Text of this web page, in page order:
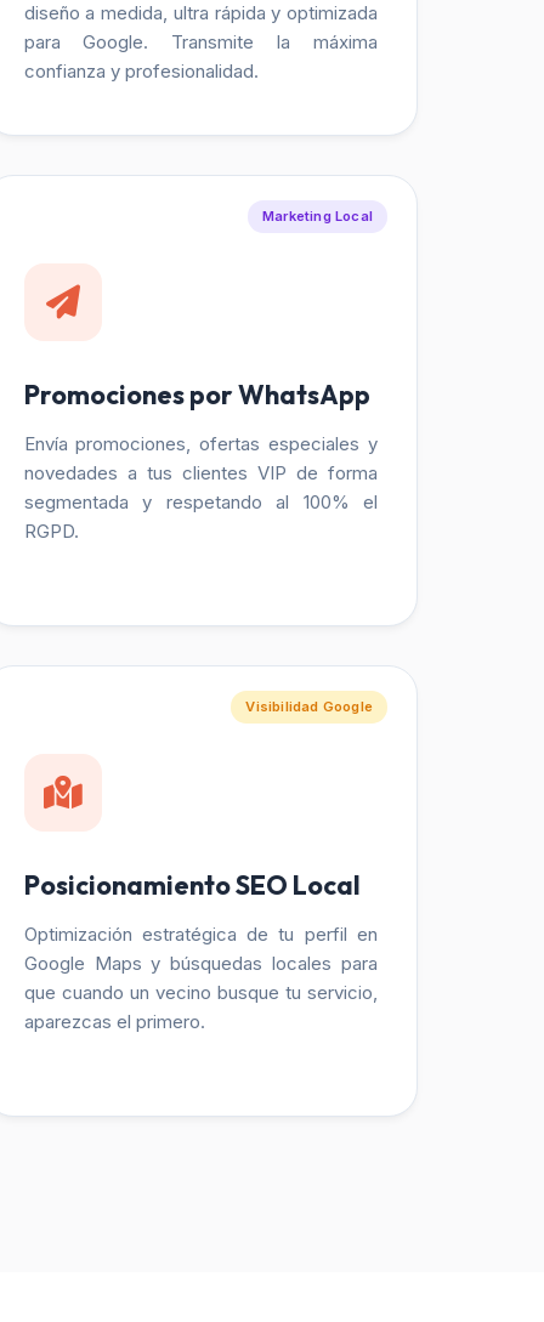
diseño a medida, ultra rápida y optimizada
para Google. Transmite la máxima
confianza y profesionalidad.
Marketing Local
Promociones por WhatsApp
Envía promociones, ofertas especiales y
novedades a tus clientes VIP de forma
segmentada y respetando al 100% el
RGPD.
Visibilidad Google
Posicionamiento SEO Local
Optimización estratégica de tu perfil en
Google Maps y búsquedas locales para
que cuando un vecino busque tu servicio,
aparezcas el primero.